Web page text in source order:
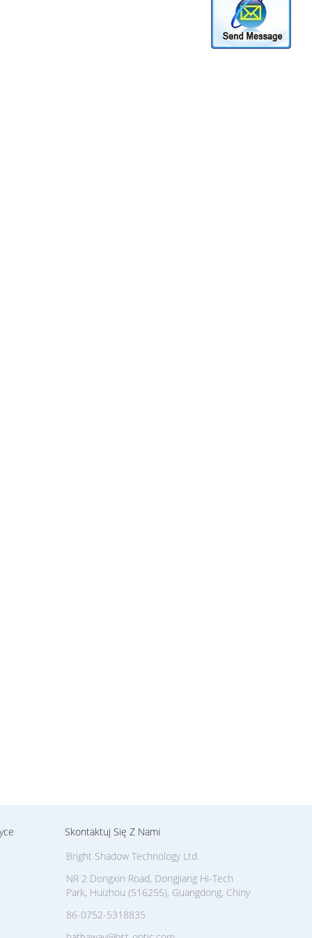
Skontaktuj Się Z Nami
Bright Shadow Technology Ltd.
NR 2 Dongxin Road, Dongjiang Hi-Tech
Park, Huizhou (516255), Guangdong, Chiny
86-0752-5318835